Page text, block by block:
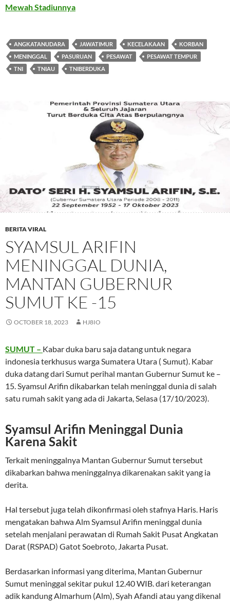
Mewah Stadiunnya
ANGKATANUDARA JAWATIMUR KECELAKAAN
KORBAN
MENINGGAL
PASURUAN PESAWAT
PESAWAT TEMPUR
TNI
TNIAU TNIBERDUKA
BERITA VIRAL
SYAMSUL ARIFIN
MENINGGAL DUNIA,
MANTAN GUBERNUR
SUMUT KE -15
OCTOBER 18, 2023 HJ8IO
SUMUT – Kabar duka baru saja datang untuk negara
indonesia terkhusus warga Sumatera Utara ( Sumut). Kabar
duka datang dari Sumut perihal mantan Gubernur Sumut ke –
15. Syamsul Arifin dikabarkan telah meninggal dunia di salah
satu rumah sakit yang ada di Jakarta, Selasa (17/10/2023).
Syamsul Arifin Meninggal Dunia
Karena Sakit
Terkait meninggalnya Mantan Gubernur Sumut tersebut
dikabarkan bahwa meninggalnya dikarenakan sakit yang ia
derita.
Hal tersebut juga telah dikonfirmasi oleh stafnya Haris. Haris
mengatakan bahwa Alm Syamsul Arifin meninggal dunia
setelah menjalani perawatan di Rumah Sakit Pusat Angkatan
Darat (RSPAD) Gatot Soebroto, Jakarta Pusat.
Berdasarkan informasi yang diterima, Mantan Gubernur
Sumut meninggal sekitar pukul 12.40 WIB. dari keterangan
adik kandung Almarhum (Alm), Syah Afandi atau yang dikenal